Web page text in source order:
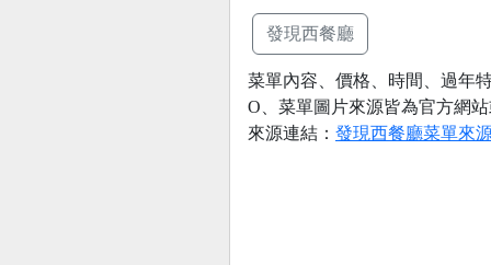
發現西餐廳
菜單內容、價格、時間、過年
O、菜單圖片來源皆為官方網
來源連結： 發現西餐廳菜單來